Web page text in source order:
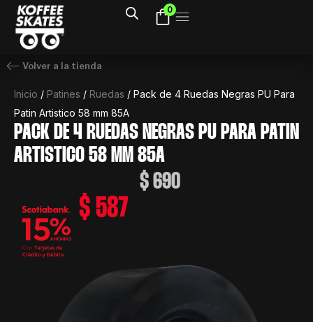
contenido
0
Volver a la tienda
Inicio / Patines / Ruedas / Pack de 4 Ruedas Negras PU Para
Patin Artistico 58 mm 85A
PACK DE 4 RUEDAS NEGRAS PU PARA PATIN
ARTISTICO 58 MM 85A
$690
$ 587